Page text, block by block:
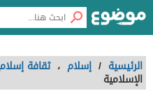
الرئيسية / إسلام ، ثقافة
الإسلامية